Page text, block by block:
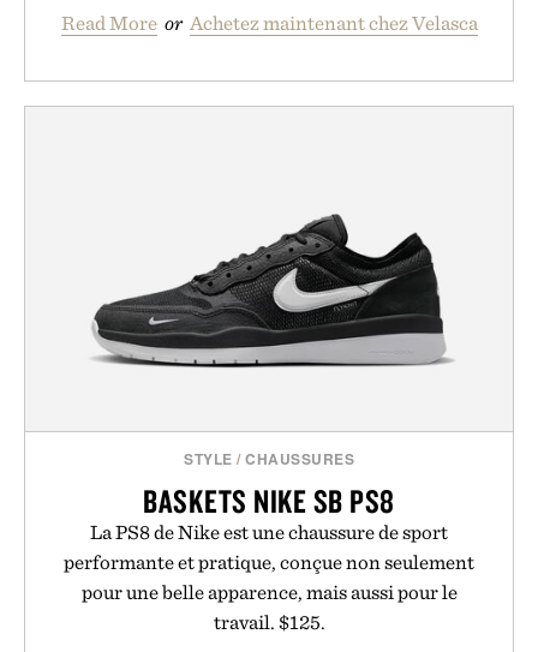
Read More or Achetez maintenant chez Velasca
STYLE /CHAUSSURES
BASKETS NIKE SB PS8
La PS8 de Nike est une chaussure de sport
performante et pratique, conçue non seulement
pour une belle apparence, mais aussi pour le
travail. $125.